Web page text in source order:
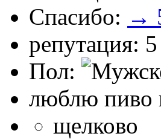
Спасибо: →
репутация: 5
Пол:
люблю пиво
щелково